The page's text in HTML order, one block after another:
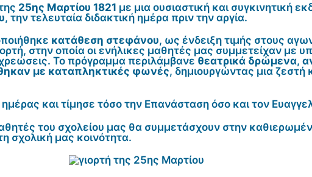
25ης Μαρτίου 1821 με μια ουσιαστική και συγκινητική
, την τελευταία διδακτική ημέρα πριν την αργία.
κατάθεση στεφάνου, ως ένδειξη τιμής στους
στην οποία οι ενήλικες μαθητές μας συμμετείχαν με
Το πρόγραμμα περιλάμβανε θεατρικά δρώμενα,
με καταπληκτικές φωνές, δημιουργώντας μια ζεστή
και τίμησε τόσο την Επανάσταση όσο και τον
του σχολείου μας θα συμμετάσχουν στην
μας κοινότητα.